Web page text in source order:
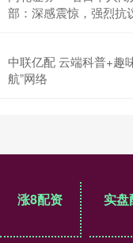
部：深感震惊，强烈抗
中联亿配 云端科普+趣
航”网络
涨8配资 实盘